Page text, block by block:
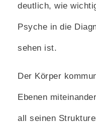
deutlich, wie
Psyche in die
sehen ist.
Der Körper
Ebenen
all seinen